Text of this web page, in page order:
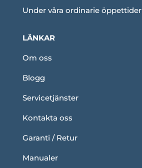
Under våra ordinarie öppettider
LÄNKAR
Om oss
Blogg
Servicetjänster
Kontakta oss
Garanti / Retur
Manualer